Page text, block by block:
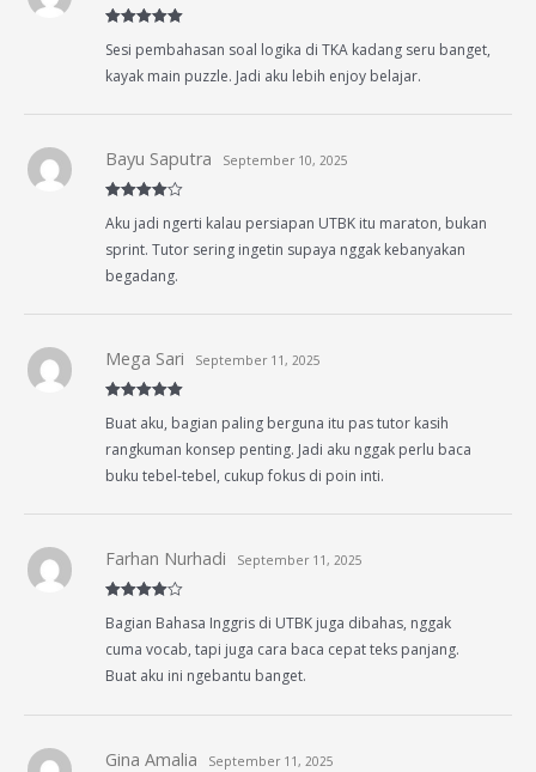
of 5
Sesi pembahasan soal logika di TKA kadang seru banget,
kayak main puzzle. Jadi aku lebih enjoy belajar.
out of 5
Bayu Saputra September 10, 2025
Aku jadi ngerti kalau persiapan UTBK itu maraton, bukan
sprint. Tutor sering ingetin supaya nggak kebanyakan
begadang.
of 5
Mega Sari September 11, 2025
Buat aku, bagian paling berguna itu pas tutor kasih
rangkuman konsep penting. Jadi aku nggak perlu baca
buku tebel-tebel, cukup fokus di poin inti.
out of 5
Farhan Nurhadi September 11, 2025
Bagian Bahasa Inggris di UTBK juga dibahas, nggak
cuma vocab, tapi juga cara baca cepat teks panjang.
Buat aku ini ngebantu banget.
Gina Amalia September 11, 2025